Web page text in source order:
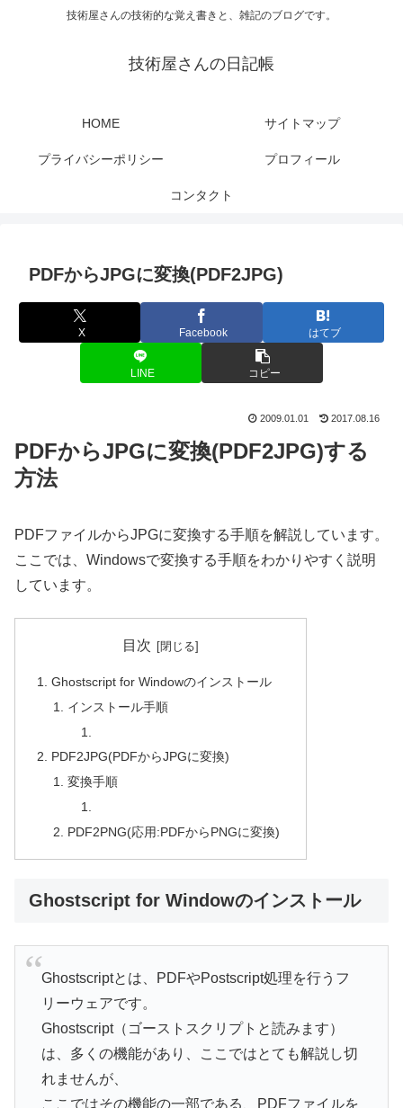
技術屋さんの技術的な覚え書きと、雑記のブログです。
技術屋さんの日記帳
HOME サイトマップ
プライバシーポリシー プロフィール
コンタクト
PDFからJPGに変換(PDF2JPG)
X Facebook はてブ
LINE コピー
2009.01.01 2017.08.16
PDFからJPGに変換(PDF2JPG)する
方法
PDFファイルからJPGに変換する手順を解説しています。
ここでは、Windowsで変換する手順をわかりやすく説明
しています。
目次
Ghostscript for Windowのインストール
インストール手順
PDF2JPG(PDFからJPGに変換)
変換手順
PDF2PNG(応用:PDFからPNGに変換)
Ghostscript for Windowのインストール
Ghostscriptとは、PDFやPostscript処理を行うフ
リーウェアです。
Ghostscript（ゴーストスクリプトと読みます）
は、多くの機能があり、ここではとても解説し切
れませんが、
ここではその機能の一部である、PDFファイルを